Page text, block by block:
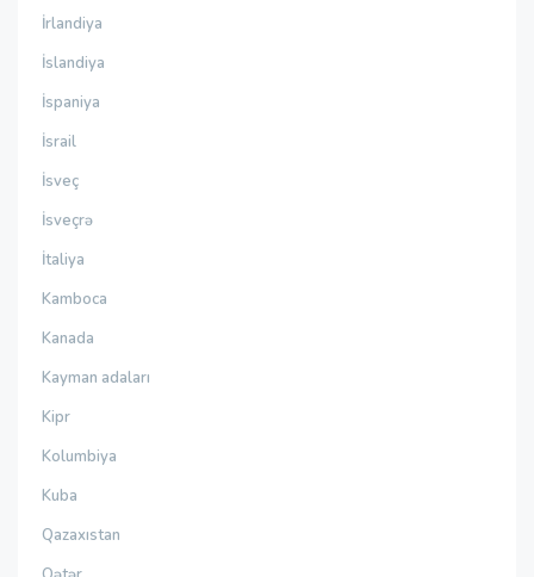
İrlandiya
İslandiya
İspaniya
İsrail
İsveç
İsveçrə
İtaliya
Kamboca
Kanada
Kayman adaları
Kipr
Kolumbiya
Kuba
Qazaxıstan